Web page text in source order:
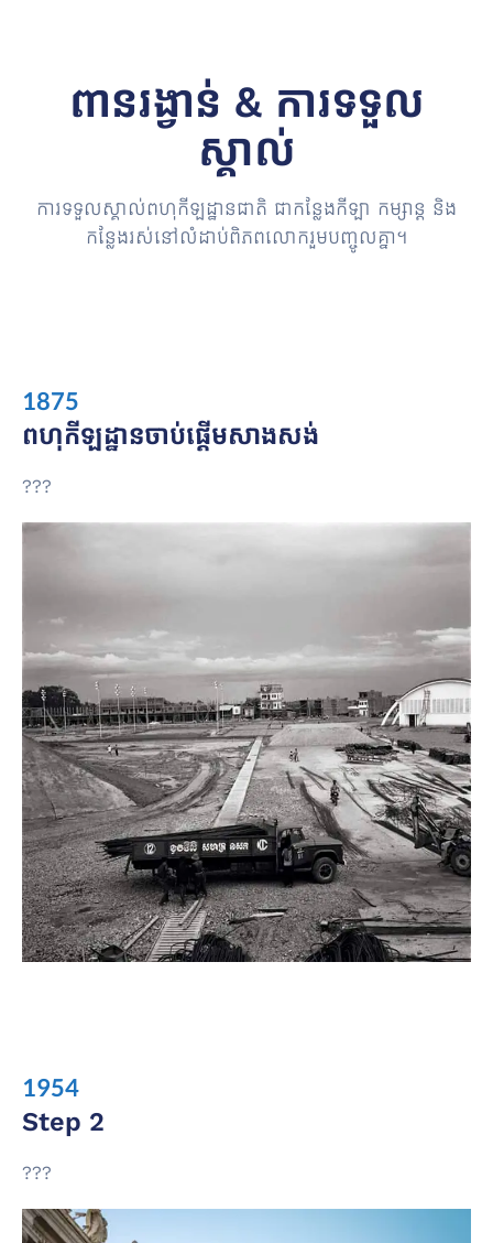
ពានរង្វាន់ & ការទទួល
ស្គាល់
ការទទួលស្គាល់ពហុកីឡដ្ឋានជាតិ ជាកន្លែងកីឡា កម្សាន្ត និង
កន្លែងរស់នៅលំដាប់ពិភពលោករួមបញ្ចូលគ្នា។
1875
ពហុកីឡដ្ឋានចាប់ផ្ដើមសាងសង់
???
1954
Step 2
???